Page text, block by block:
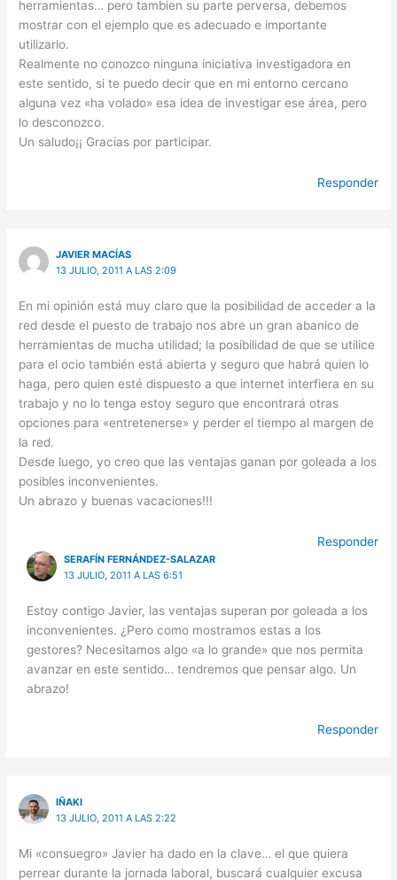
herramientas… pero tambien su parte perversa, debemos
mostrar con el ejemplo que es adecuado e importante
utilizarlo.
Realmente no conozco ninguna iniciativa investigadora en
este sentido, si te puedo decir que en mi entorno cercano
alguna vez «ha volado» esa idea de investigar ese área, pero
lo desconozco.
Un saludo¡¡ Gracias por participar.
Responder
JAVIER MACÍAS
13 JULIO, 2011 A LAS 2:09
En mi opinión está muy claro que la posibilidad de acceder a la
red desde el puesto de trabajo nos abre un gran abanico de
herramientas de mucha utilidad; la posibilidad de que se utilice
para el ocio también está abierta y seguro que habrá quien lo
haga, pero quien esté dispuesto a que internet interfiera en su
trabajo y no lo tenga estoy seguro que encontrará otras
opciones para «entretenerse» y perder el tiempo al margen de
la red.
Desde luego, yo creo que las ventajas ganan por goleada a los
posibles inconvenientes.
Un abrazo y buenas vacaciones!!!
Responder
SERAFÍN FERNÁNDEZ-SALAZAR
13 JULIO, 2011 A LAS 6:51
Estoy contigo Javier, las ventajas superan por goleada a los
inconvenientes. ¿Pero como mostramos estas a los
gestores? Necesitamos algo «a lo grande» que nos permita
avanzar en este sentido… tendremos que pensar algo. Un
abrazo!
Responder
IÑAKI
13 JULIO, 2011 A LAS 2:22
Mi «consuegro» Javier ha dado en la clave… el que quiera
perrear durante la jornada laboral, buscará cualquier excusa